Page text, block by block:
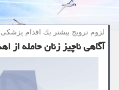
لزوم ترویج بیشتر یك اقدام
آگاهی ناچیز زنان حامله